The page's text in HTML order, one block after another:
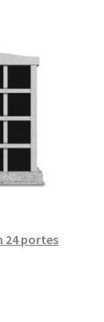
24 portes